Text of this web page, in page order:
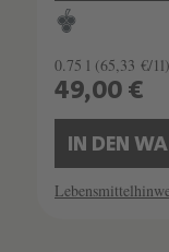
0.75 l (65,33 €/
49,00 €
IN DEN